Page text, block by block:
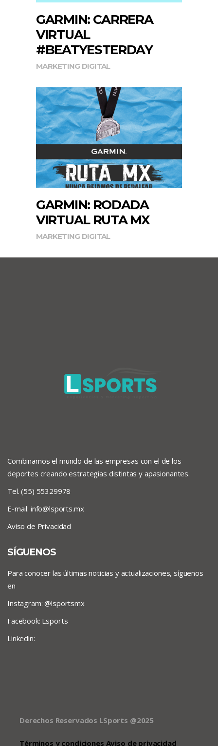
GARMIN: CARRERA
VIRTUAL
#BEATYESTERDAY
MARKETING DIGITAL
GARMIN: RODADA
VIRTUAL RUTA MX
MARKETING DIGITAL
Combinamos el mundo de las empresas con el de los
deportes creando estrategias distintas y apasionantes.
Tel. (55) 55329978
E-mail: info@lsports.mx
Aviso de Privacidad
SÍGUENOS
Para conocer las últimas noticias y actualizaciones, síguenos
en
Instagram: @lsportsmx
Facebook: Lsports
Linkedin:
Derechos Reservados LSports @2025
Términos y condiciones Aviso de privacidad